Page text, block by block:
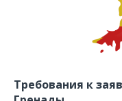
Требования к